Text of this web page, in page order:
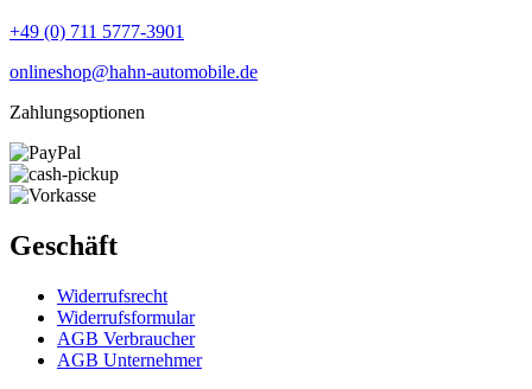
+49 (0) 711 5777-3901
onlineshop@hahn-automobile.de
Zahlungsoptionen
Geschäft
Widerrufs­recht
Widerrufs­formular
AGB Verbraucher
AGB Unternehmer